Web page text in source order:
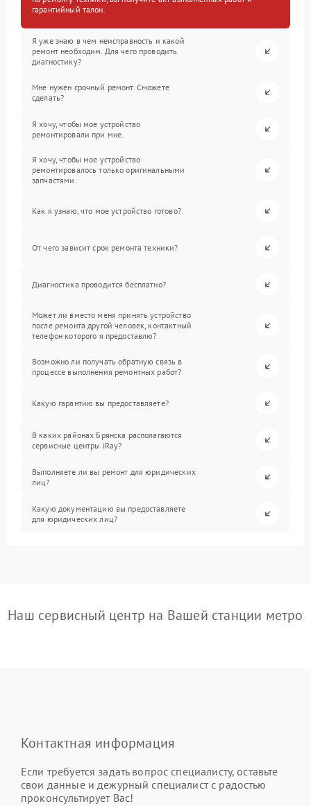
гарантийный талон.
Я уже знаю в чем неисправность и какой
ремонт необходим. Для чего проводить
диагностику?
Мне нужен срочный ремонт. Сможете
сделать?
Я хочу, чтобы мое устройство
ремонтировали при мне.
Я хочу, чтобы мое устройство
ремонтировалось только оригинальными
запчастями.
Как я узнаю, что мое устройство готово?
От чего зависит срок ремонта техники?
Диагностика проводится бесплатно?
Может ли вместо меня принять устройство
после ремонта другой человек, контактный
телефон которого я предоставлю?
Возможно ли получать обратную связь в
процессе выполнения ремонтных работ?
Какую гарантию вы предоставляете?
В каких районах Брянска располагаются
сервисные центры iRay?
Выполняете ли вы ремонт для юридических
лиц?
Какую документацию вы предоставляете
для юридических лиц?
Наш сервисный центр на Вашей станции метро
Контактная информация
Если требуется задать вопрос специалисту, оставьте
свои данные и дежурный специалист с радостью
проконсультирует Вас!